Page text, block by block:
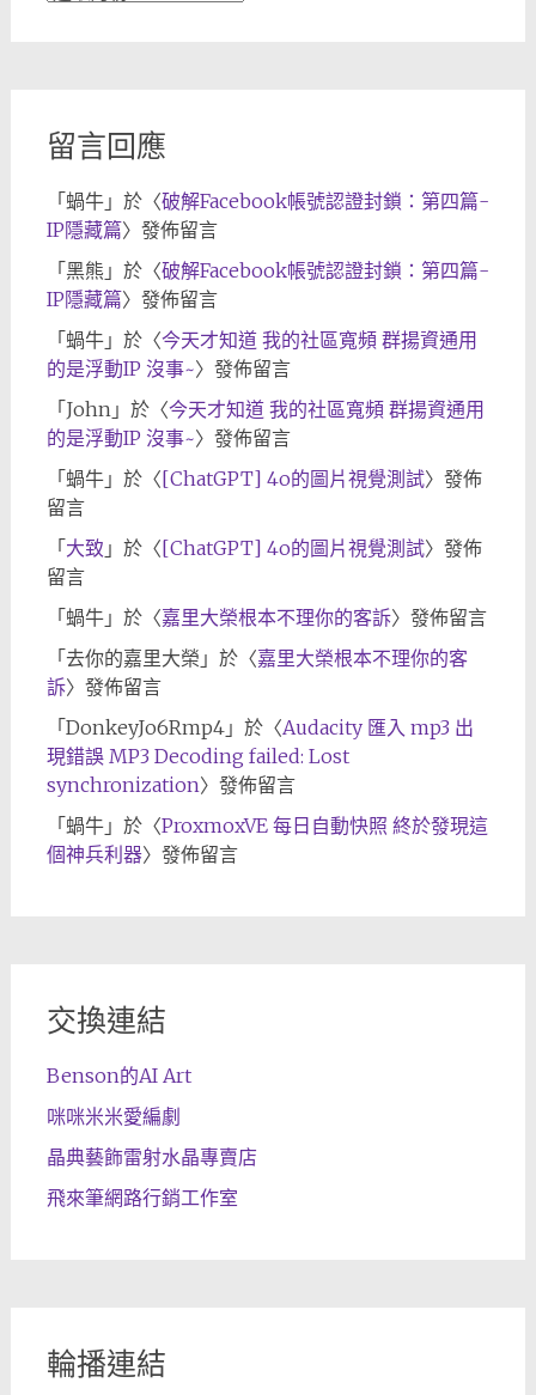
留言回應
「蝸牛」於〈破解Facebook帳號認證封鎖：第四篇-
IP隱藏篇〉發佈留言
「黑熊 」於〈破解Facebook帳號認證封鎖：第四篇-
IP隱藏篇〉發佈留言
「蝸牛」於〈今天才知道 我的社區寬頻 群揚資通用
的是浮動IP 沒事~〉發佈留言
「John 」於〈今天才知道 我的社區寬頻 群揚資通用
的是浮動IP 沒事~〉發佈留言
「蝸牛」於〈[ChatGPT] 4o的圖片視覺測試〉發佈
留言
「大致 」於〈[ChatGPT] 4o的圖片視覺測試〉發佈
留言
「蝸牛」於〈嘉里大榮根本不理你的客訴〉發佈留言
「去你的嘉里大榮 」於〈嘉里大榮根本不理你的客
訴〉發佈留言
「DonkeyJo6Rmp4」於〈Audacity 匯入 mp3 出
現錯誤 MP3 Decoding failed: Lost
synchronization〉發佈留言
「蝸牛」於〈ProxmoxVE 每日自動快照 終於發現這
個神兵利器〉發佈留言
交換連結
Benson的AI Art
咪咪米米愛編劇
晶典藝飾雷射水晶專賣店
飛來筆網路行銷工作室
輪播連結